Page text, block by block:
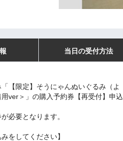
当日の受付方法
【限定】そうにゃんぬいぐるみ（よ
ver＞」の購入予約券【再受付】申込
必要となります。
をしてください】